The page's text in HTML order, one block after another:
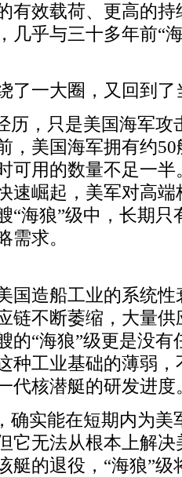
效载荷、更高的持
几乎与三十多年前“
了一大圈，又回到
历，只是美国海军
，美国海军拥有约
可用的数量不足一
速崛起，美军对高
“海狼”级中，长期只
需求。
国造船工业的系统
链不断萎缩，大量
的“海狼”级更是没
种工业基础的薄弱
代核潜艇的研发进度
确实能在短期内为
它无法从根本上解
艇的退役，“海狼”